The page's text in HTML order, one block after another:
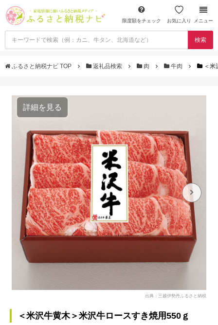
限度額をチェック お気に入り メニュー
検索
ふるさと納税ナビ TOP 返礼品検索 肉 牛肉 ＜
詳細を見る
出典：三越伊勢丹ふるさと納税
＜米沢牛黄木＞米沢牛ロースすき焼用550ｇ